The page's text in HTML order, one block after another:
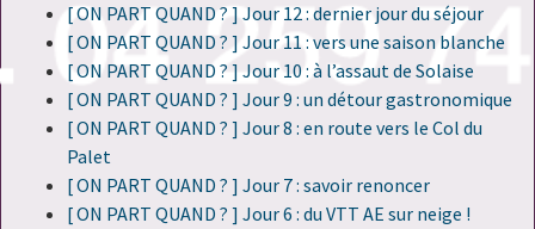
[ ON PART QUAND ? ] Jour 12 : dernier jour du séjour
[ ON PART QUAND ? ] Jour 11 : vers une saison blanche
[ ON PART QUAND ? ] Jour 10 : à l’assaut de Solaise
[ ON PART QUAND ? ] Jour 9 : un détour gastronomique
[ ON PART QUAND ? ] Jour 8 : en route vers le Col du
Palet
[ ON PART QUAND ? ] Jour 7 : savoir renoncer
[ ON PART QUAND ? ] Jour 6 : du VTT AE sur neige !